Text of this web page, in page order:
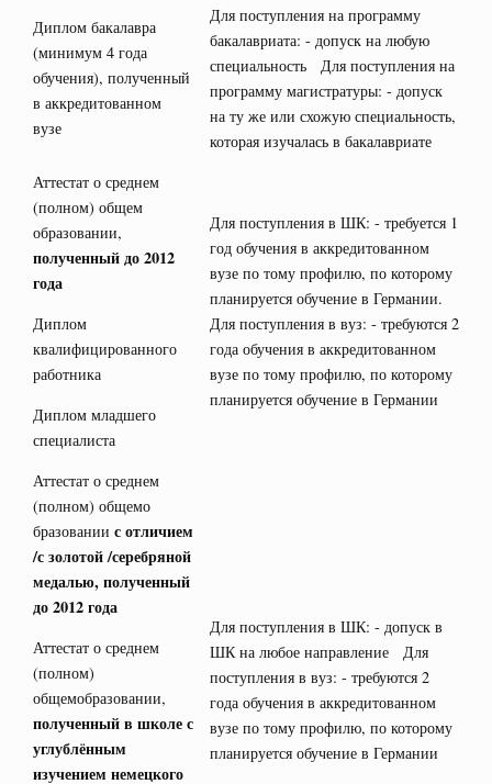
Диплом бакалавра
(минимум 4 года
обучения), полученный
в аккредитованном
вузе
Для поступления на программу
бакалавриата: - допуск на любую
специальность Для поступления на
программу магистратуры: - допуск
на ту же или схожую специальность,
которая изучалась в бакалавриате
Аттестат о среднем
(полном) общем
образовании,
полученный до 2012
года
Для поступления в ШК: - требуется 1
год обучения в аккредитованном
вузе по тому профилю, по которому
планируется обучение в Германии.
Для поступления в вуз: - требуются 2
года обучения в аккредитованном
вузе по тому профилю, по которому
планируется обучение в Германии
Диплом
квалифицированного
работника
Диплом младшего
специалиста
Аттестат о среднем
(полном) общемо
бразовании с отличием
/с золотой /серебряной
медалью, полученный
до 2012 года
Для поступления в ШК: - допуск в
ШК на любое направление Для
поступления в вуз: - требуются 2
года обучения в аккредитованном
вузе по тому профилю, по которому
планируется обучение в Германии
Аттестат о среднем
(полном)
общемобразовании,
полученный в школе с
углублённым
изучением немецкого